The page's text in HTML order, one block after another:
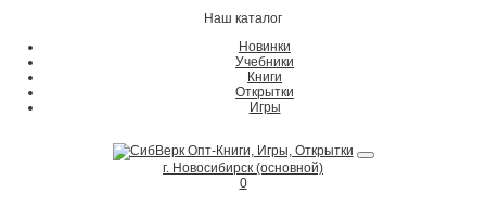
Наш каталог
Новинки
Учебники
Книги
Открытки
Игры
г. Новосибирск (основной)
0